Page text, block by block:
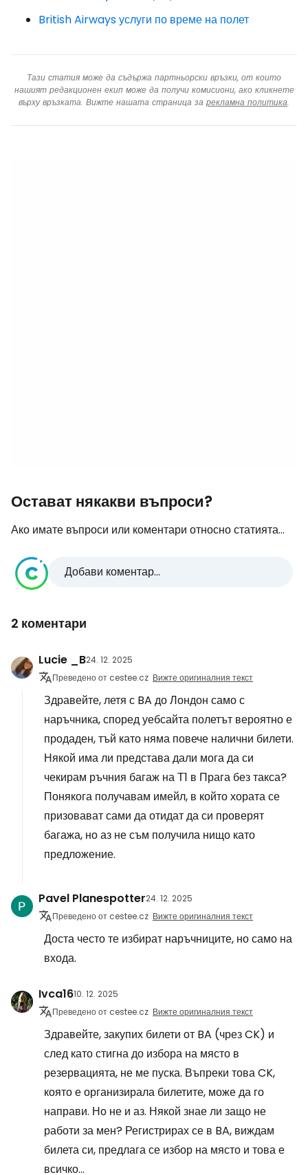
British Airways услуги по време на полет
Тази статия може да съдържа партньорски връзки, от които
нашият редакционен екип може да получи комисиони, ако кликнете
върху връзката. Вижте нашата страница за рекламна политика.
Остават някакви въпроси?
Ако имате въпроси или коментари относно статията...
Добави коментар...
2 коментари
Lucie _B24. 12. 2025
Преведено от cestee.cz Вижте оригиналния текст
Здравейте, летя с BA до Лондон само с
наръчника, според уебсайта полетът вероятно е
продаден, тъй като няма повече налични билети.
Някой има ли представа дали мога да си
чекирам ръчния багаж на Т1 в Прага без такса?
Понякога получавам имейл, в който хората се
призовават сами да отидат да си проверят
багажа, но аз не съм получила нищо като
предложение.
Pavel Planespotter24. 12. 2025
Преведено от cestee.cz Вижте оригиналния текст
Доста често те избират наръчниците, но само на
входа.
Ivca1610. 12. 2025
Преведено от cestee.cz Вижте оригиналния текст
Здравейте, закупих билети от BA (чрез CK) и
след като стигна до избора на място в
резервацията, не ме пуска. Въпреки това CK,
която е организирала билетите, може да го
направи. Но не и аз. Някой знае ли защо не
работи за мен? Регистрирах се в BA, виждам
билета си, предлага се избор на място и това е
всичко...